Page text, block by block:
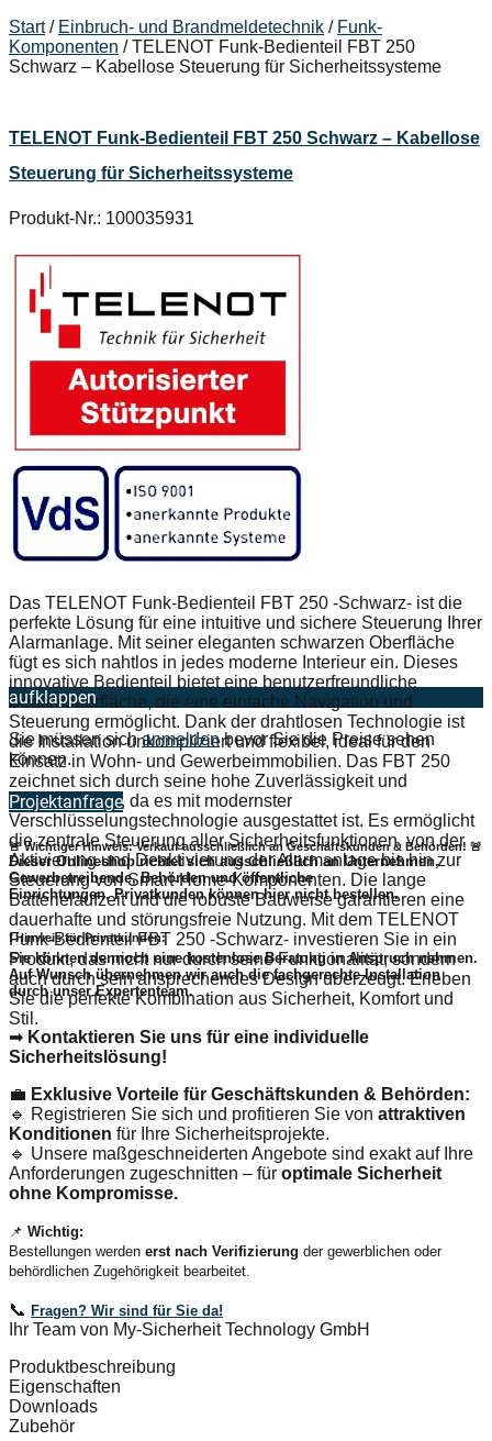
Start/ Einbruch- und Brandmeldetechnik / Funk-
Komponenten / TELENOT Funk-Bedienteil FBT 250
Schwarz – Kabellose Steuerung für Sicherheitssysteme
TELENOT Funk-Bedienteil FBT 250 Schwarz – Kabellose
Steuerung für Sicherheitssysteme
Produkt-Nr.: 100035931
Das TELENOT Funk-Bedienteil FBT 250 -Schwarz- ist die
perfekte Lösung für eine intuitive und sichere Steuerung Ihrer
Alarmanlage. Mit seiner eleganten schwarzen Oberfläche
fügt es sich nahtlos in jedes moderne Interieur ein. Dieses
innovative Bedienteil bietet eine benutzerfreundliche
Bedienoberfläche, die eine einfache Navigation und
Steuerung ermöglicht. Dank der drahtlosen Technologie ist
die Installation unkompliziert und flexibel, ideal für den
Einsatz in Wohn- und Gewerbeimmobilien. Das FBT 250
zeichnet sich durch seine hohe Zuverlässigkeit und
Sicherheit aus, da es mit modernster
Verschlüsselungstechnologie ausgestattet ist. Es ermöglicht
die zentrale Steuerung aller Sicherheitsfunktionen, von der
Aktivierung und Deaktivierung der Alarmanlage bis hin zur
Steuerung von Smart-Home-Komponenten. Die lange
Batterielaufzeit und die robuste Bauweise garantieren eine
dauerhafte und störungsfreie Nutzung. Mit dem TELENOT
Funk-Bedienteil FBT 250 -Schwarz- investieren Sie in ein
Produkt, das nicht nur durch seine Funktionalität, sondern
auch durch sein ansprechendes Design überzeugt. Erleben
Sie die perfekte Kombination aus Sicherheit, Komfort und
Stil.
aufklappen
Sie müssen sichanmeldenbevor Sie die Preise sehen
können.
Projektanfrage
🚨 Wichtiger Hinweis: Verkauf ausschließlich an Geschäftskunden & Behörden! 🚨
Dieser Onlineshop richtet sichausschließlichan Unternehmen,
Gewerbetreibende, Behörden und öffentliche
Einrichtungen.Privatkunden können hier nicht bestellen.
❗Hinweis für Privatkunden:
Sie können dennoch einekostenlose Beratungin Anspruch nehmen.
Auf Wunsch übernehmen wir auch diefachgerechte Installation
durch unser Expertenteam.
➡ Kontaktieren Sie uns für eine individuelle
Sicherheitslösung!
💼 Exklusive Vorteile für Geschäftskunden & Behörden:
🔹 Registrieren Sie sich und profitieren Sie von attraktiven
Konditionen für Ihre Sicherheitsprojekte.
🔹 Unsere maßgeschneiderten Angebote sind exakt auf Ihre
Anforderungen zugeschnitten – für optimale Sicherheit
ohne Kompromisse.
📌 Wichtig:
Bestellungen werden erst nach Verifizierung der gewerblichen oder
behördlichen Zugehörigkeit bearbeitet.
📞 Fragen? Wir sind für Sie da!
Ihr Team von My-Sicherheit Technology GmbH
Produktbeschreibung
Eigenschaften
Downloads
Zubehör